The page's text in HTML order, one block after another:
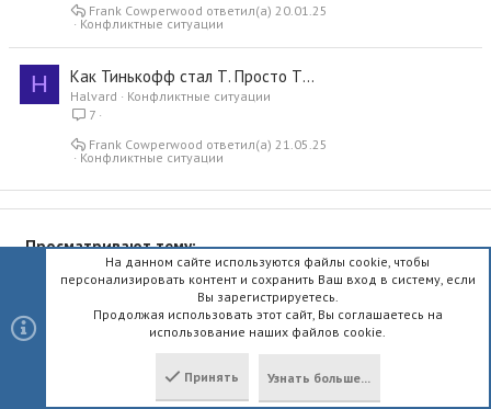
Конфликтные ситуации
20.01.25
Frank Cowperwood
H Как Тинькофф стал Т. Просто Т...
Halvard
Конфликтные ситуации
7
Конфликтные ситуации
21.05.25
Frank Cowperwood
Просматривают тему:
Всего: 3 (пользователей: 0, гостей: 3)
Поделиться: Телеграм
ВКонтактеОдноклассники
FacebookTwitterWhatsAppЭлектронная почта
На данном сайте используются файлы cookie, чтобы
персонализировать контент и сохранить Ваш вход в систему, если
Вы зарегистрируетесь.
Продолжая использовать этот сайт, Вы соглашаетесь на
использование наших файлов cookie.
Принять Узнать больше...